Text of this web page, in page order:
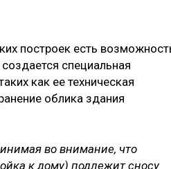
построек есть
специальная
как ее техническая
облика здания
во внимание, что
к дому) подлежит сносу